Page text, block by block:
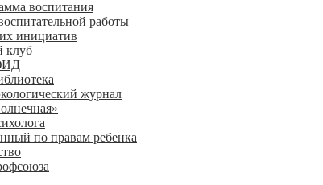
воспитания
работы
инициатив
клуб
журнал
по правам ребенка